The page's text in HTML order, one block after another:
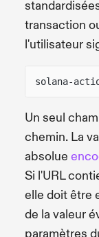
transaction
l'utilisateur
solana-
Un seul
chemin. La
absolue
Si l'URL
elle doit être
de la valeur